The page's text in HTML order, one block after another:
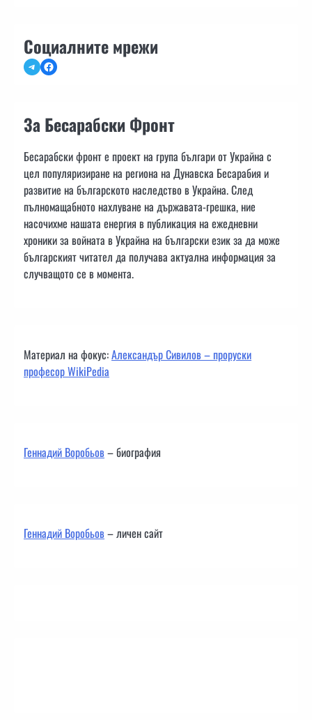
Социалните мрежи
TelegramFacebook
За Бесарабски Фронт
Бесарабски фронт е проект на група българи от Украйна с
цел популяризиране на региона на Дунавска Бесарабия и
развитие на българското наследство в Украйна. След
пълномащабното нахлуване на държавата-грешка, ние
насочихме нашата енергия в публикация на ежедневни
хроники за войната в Украйна на български език за да може
българският читател да получава актуална информация за
случващото се в момента.
Материал на фокус:Александър Сивилов – проруски
професор WikiPedia
Геннадий Воробьов– биография
Геннадий Воробьов– личен сайт